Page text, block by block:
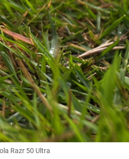
Razr 50 Ultra